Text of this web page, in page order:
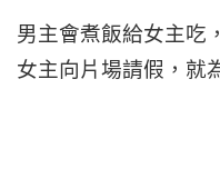
男主會煮飯給女主吃
女主向片場請假，就